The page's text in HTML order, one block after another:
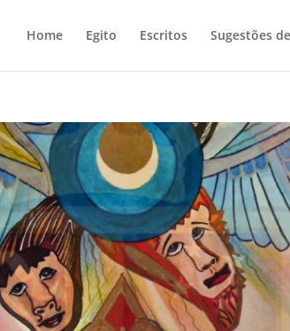
Home Egito Escritos Sugestões